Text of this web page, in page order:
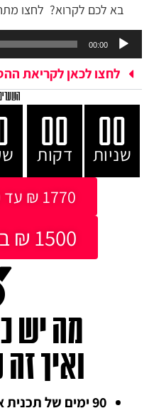
בא לכם לקרוא? לחצו
אודיו
00:00
לחצו לכאן לקריאת
00
דקות 00
שניות
1770 ₪ עד 10 תשלומים
1500 ₪ בתשלום 1
מה יש
ואיך זה
90 ימים של תכנית אימון מנטלי מדויקת